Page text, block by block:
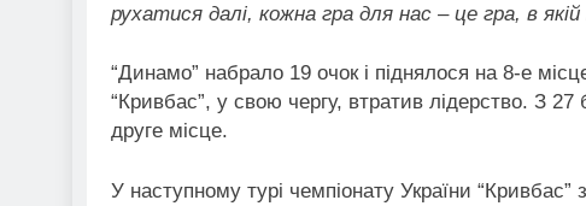
рухатися далі, кожна гра для нас – це гра, в
“Динамо” набрало 19 очок і піднялося на 8-е
“Кривбас”, у свою чергу, втратив лідерство. З
друге місце.
У наступному турі чемпіонату України “Кривбас”